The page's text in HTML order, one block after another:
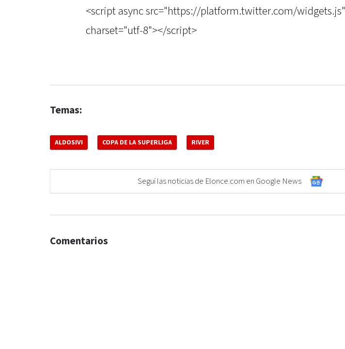
<script async src="https://platform.twitter.com/widgets.js"
charset="utf-8"></script>
Temas:
ALDOSIVI COPA DE LA SUPERLIGA RIVER
Seguí las noticias de Elonce.com en Google News
Comentarios